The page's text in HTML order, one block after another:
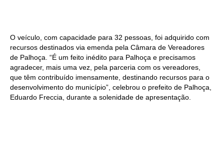
O veículo, com capacidade para 32 pessoas, foi adquirido com
recursos destinados via emenda pela Câmara de Vereadores
de Palhoça. “É um feito inédito para Palhoça e precisamos
agradecer, mais uma vez, pela parceria com os vereadores,
que têm contribuído imensamente, destinando recursos para o
desenvolvimento do município”, celebrou o prefeito de Palhoça,
Eduardo Freccia, durante a solenidade de apresentação.